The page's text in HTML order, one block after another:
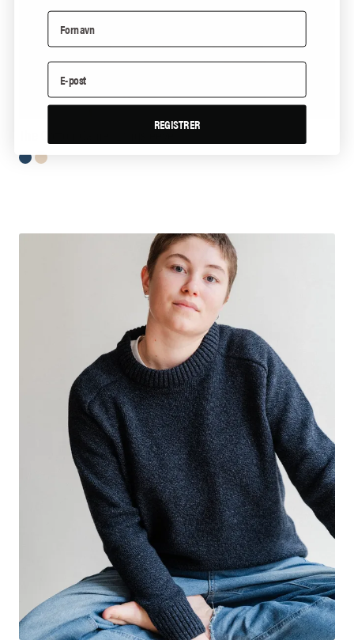
The Cotton Camel Longsleeve
REGISTRER